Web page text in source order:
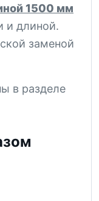
1500 мм
и длиной.
заменой
в разделе